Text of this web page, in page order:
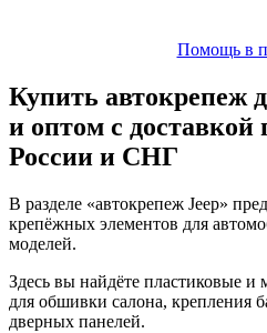
Помощь в
Купить автокрепеж
и оптом с доставкой
России и СНГ
В разделе «автокрепеж Jeep»
крепёжных элементов для
моделей.
Здесь вы найдёте пластиковые и
для обшивки салона, крепления
дверных панелей.